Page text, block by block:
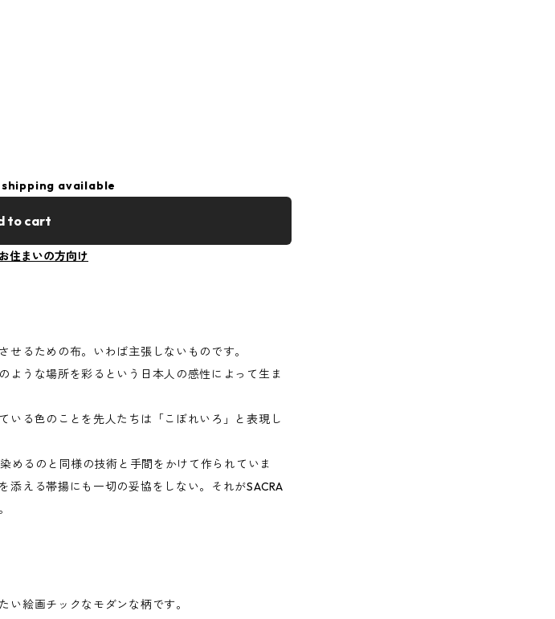
available
to cart
住まいの方向け
るための布。いわば主張しないものです。
ような場所を彩るという日本人の感性によって生ま
いる色のことを先人たちは「こぼれいろ」と表現し
めるのと同様の技術と手間をかけて作られていま
える帯揚にも一切の妥協をしない。それがSACRA
絵画チックなモダンな柄です。